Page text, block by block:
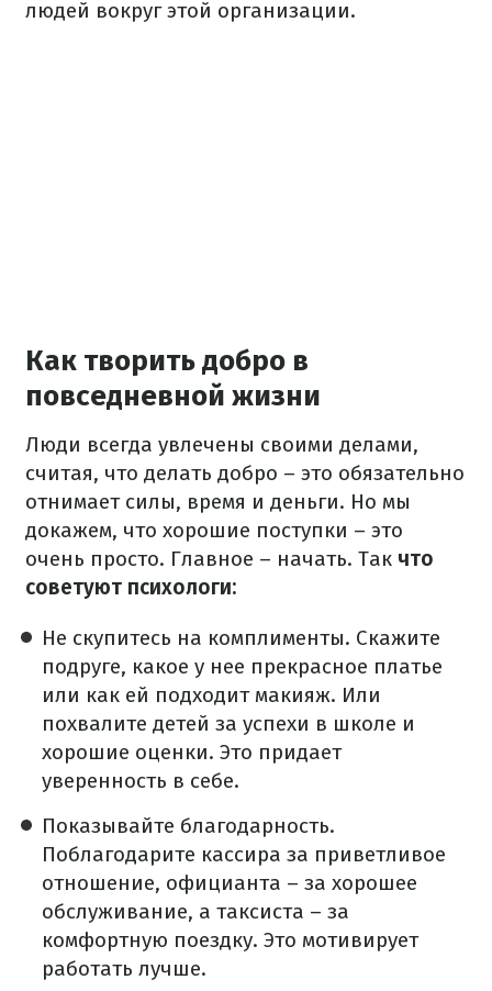
людей вокруг этой организации.
Как творить добро в
повседневной жизни
Люди всегда увлечены своими делами,
считая, что делать добро – это обязательно
отнимает силы, время и деньги. Но мы
докажем, что хорошие поступки – это
очень просто. Главное – начать. Так что
советуют психологи:
Не скупитесь на комплименты. Скажите
подруге, какое у нее прекрасное платье
или как ей подходит макияж. Или
похвалите детей за успехи в школе и
хорошие оценки. Это придает
уверенность в себе.
Показывайте благодарность.
Поблагодарите кассира за приветливое
отношение, официанта – за хорошее
обслуживание, а таксиста – за
комфортную поездку. Это мотивирует
работать лучше.